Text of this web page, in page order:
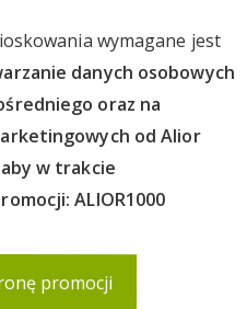
wymagane jest
danych osobowych
oraz na
od Alior
w trakcie
ALIOR1000
promocji